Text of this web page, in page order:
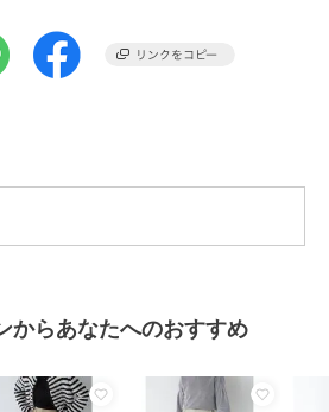
ルインワン・サロペット ／
ペット・オーバーオール
リュ1、カーキ
常に弱い 漂白× アイロン20
し ウェット非常に弱い
からあなたへのおすすめ